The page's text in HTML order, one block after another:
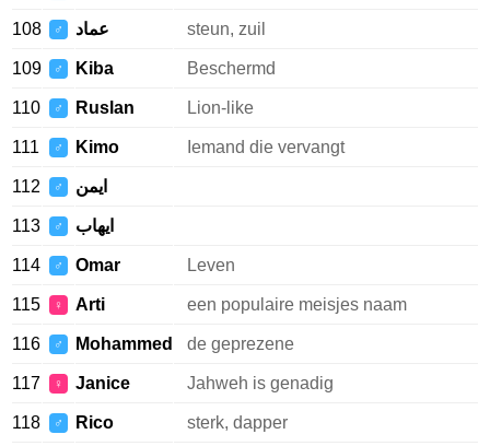
108 ♂ عماد steun, zuil
109 ♂ Kiba Beschermd
110 ♂ Ruslan Lion-like
111 ♂ Kimo Iemand die vervangt
112 ♂ ايمن
113 ♂ ايهاب
114 ♂ Omar Leven
115 ♀ Arti een populaire meisjes naam
116 ♂ Mohammed de geprezene
117 ♀ Janice Jahweh is genadig
118 ♂ Rico sterk, dapper